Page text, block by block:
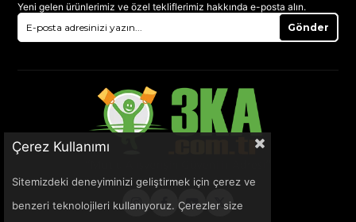
Yeni gelen ürünlerimiz ve özel tekliflerimiz hakkında e-posta alın.
Gönder
Çerez Kullanımı
Sitemizdeki deneyiminizi geliştirmek için çerez ve
benzeri teknolojileri kullanıyoruz. Çerezler size